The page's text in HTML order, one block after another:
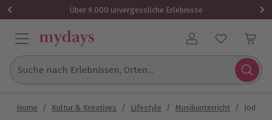
Über 9.000 unvergessliche Erlebnisse
Benutzerkonto
Suche nach Erlebnissen, Orten...
Home / Kultur & Kreatives / Lifestyle / Musikunterricht / Jodel-